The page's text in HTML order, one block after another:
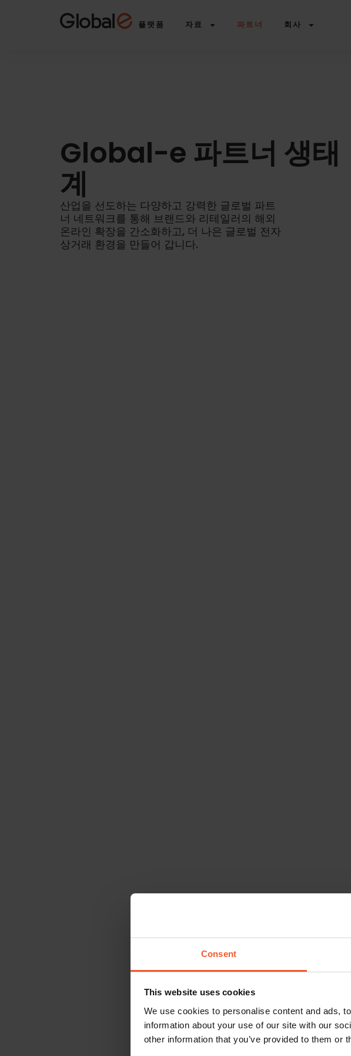
Consent
This website uses cookies
We use cookies to personalise content and ads,
information about your use of our site with our
other information that you’ve provided to them or
플랫폼 자료 파트너 회사
Global-e 파트너 생태
계
산업을 선도하는 다양하고 강력한 글로벌 파트
너 네트워크를 통해 브랜드와 리테일러의 해외
온라인 확장을 간소화하고, 더 나은 글로벌 전자
상거래 환경을 만들어 갑니다.